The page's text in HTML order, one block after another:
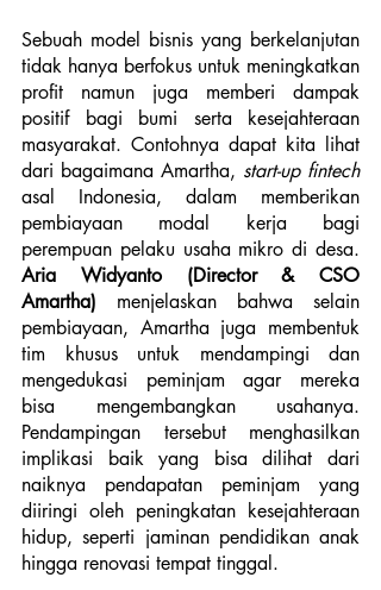
Sebuah model bisnis yang berkelanjutan
tidak hanya berfokus untuk meningkatkan
profit namun juga memberi dampak
positif bagi bumi serta kesejahteraan
masyarakat. Contohnya dapat kita lihat
dari bagaimana Amartha,
start-up fintech
asal Indonesia, dalam memberikan
pembiayaan modal kerja bagi
perempuan pelaku usaha mikro di desa.
Aria Widyanto (Director & CSO
Amartha) menjelaskan bahwa selain
pembiayaan, Amartha juga membentuk
tim khusus untuk mendampingi dan
mengedukasi peminjam agar mereka
bisa mengembangkan usahanya.
Pendampingan tersebut menghasilkan
implikasi baik yang bisa dilihat dari
naiknya pendapatan peminjam yang
diiringi oleh peningkatan kesejahteraan
hidup, seperti jaminan pendidikan anak
hingga renovasi tempat tinggal.